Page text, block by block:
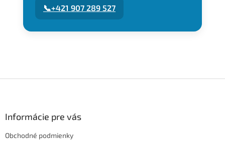
📞+421 907 289 527
Informácie pre vás
Obchodné podmienky